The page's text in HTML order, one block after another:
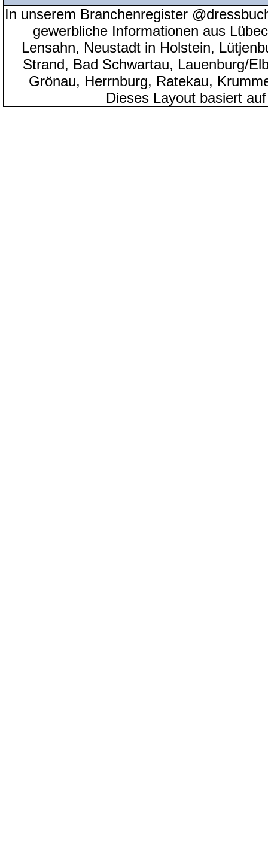
In unserem Branchenregister
gewerbliche Informationen aus
Lensahn, Neustadt in Holstein,
Strand, Bad Schwartau, Lauenburg/
Grönau, Herrnburg, Ratekau,
Dieses Layout basiert